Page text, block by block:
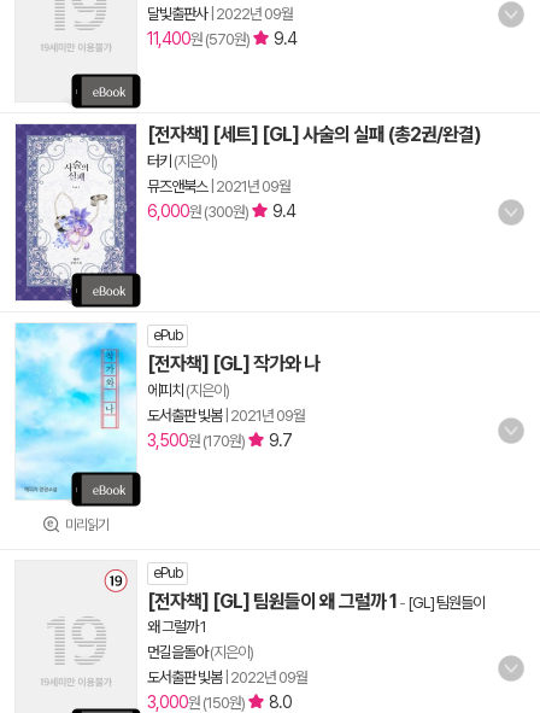
달빛출판사| 2022년 09월
11,400원 (570원) 9.4
[전자책] [세트] [GL] 사술의 실패 (총2권/완결)
터키 (지은이)
뮤즈앤북스| 2021년 09월
6,000원 (300원) 9.4
미리읽기
ePub
[전자책] [GL] 작가와 나
에피치 (지은이)
도서출판 빛봄| 2021년 09월
3,500원 (170원) 9.7
ePub
[전자책] [GL] 팀원들이 왜 그럴까 1 - [GL] 팀원들이
왜 그럴까 1
먼길을돌아(지은이)
도서출판 빛봄| 2022년 09월
3,000원 (150원) 8.0